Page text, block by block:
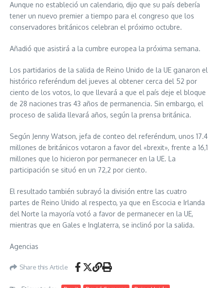
Aunque no estableció un calendario, dijo que su país debería
tener un nuevo premier a tiempo para el congreso que los
conservadores británicos celebran el próximo octubre.
Añadió que asistirá a la cumbre europea la próxima semana.
Los partidarios de la salida de Reino Unido de la UE ganaron el
histórico referéndum del jueves al obtener cerca del 52 por
ciento de los votos, lo que llevará a que el país deje el bloque
de 28 naciones tras 43 años de permanencia. Sin embargo, el
proceso de salida llevará años, según la prensa británica.
Según Jenny Watson, jefa de conteo del referéndum, unos 17.4
millones de británicos votaron a favor del «brexit», frente a 16,1
millones que lo hicieron por permanecer en la UE. La
participación se situó en un 72,2 por ciento.
El resultado también subrayó la división entre las cuatro
partes de Reino Unido al respecto, ya que en Escocia e Irlanda
del Norte la mayoría votó a favor de permanecer en la UE,
mientras que en Gales e Inglaterra, se inclinó por la salida.
Agencias
Share this Article